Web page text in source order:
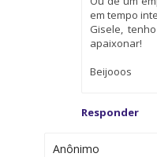
em tempo
Gisele,
apaixonar!
Beijooos
Responder
Anônimo